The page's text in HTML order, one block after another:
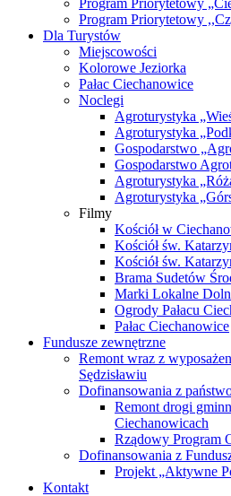
Program Priorytetowy
Program Priorytetowy
Dla Turystów
Miejscowości
Kolorowe Jeziorka
Pałac Ciechanowice
Noclegi
Agroturystyka
Agroturystyka
Gospodarstwo
Gospodarstwo
Agroturystyka
Agroturystyka
Filmy
Kościół w
Kościół św.
Kościół św.
Brama Sudetów
Marki Lokalne
Ogrody Pałacu
Pałac Ciechanowice
Fundusze zewnętrzne
Remont wraz z
Sędzisławiu
Dofinansowania z
Remont drogi
Ciechanowicach
Rządowy Program
Dofinansowania z
Projekt „Aktywne
Kontakt